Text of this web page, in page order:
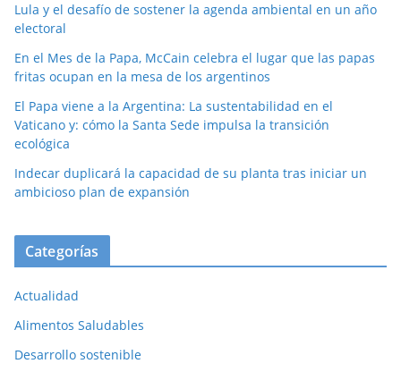
Lula y el desafío de sostener la agenda ambiental en un año
electoral
En el Mes de la Papa, McCain celebra el lugar que las papas
fritas ocupan en la mesa de los argentinos
El Papa viene a la Argentina: La sustentabilidad en el
Vaticano y: cómo la Santa Sede impulsa la transición
ecológica
Indecar duplicará la capacidad de su planta tras iniciar un
ambicioso plan de expansión
Categorías
Actualidad
Alimentos Saludables
Desarrollo sostenible